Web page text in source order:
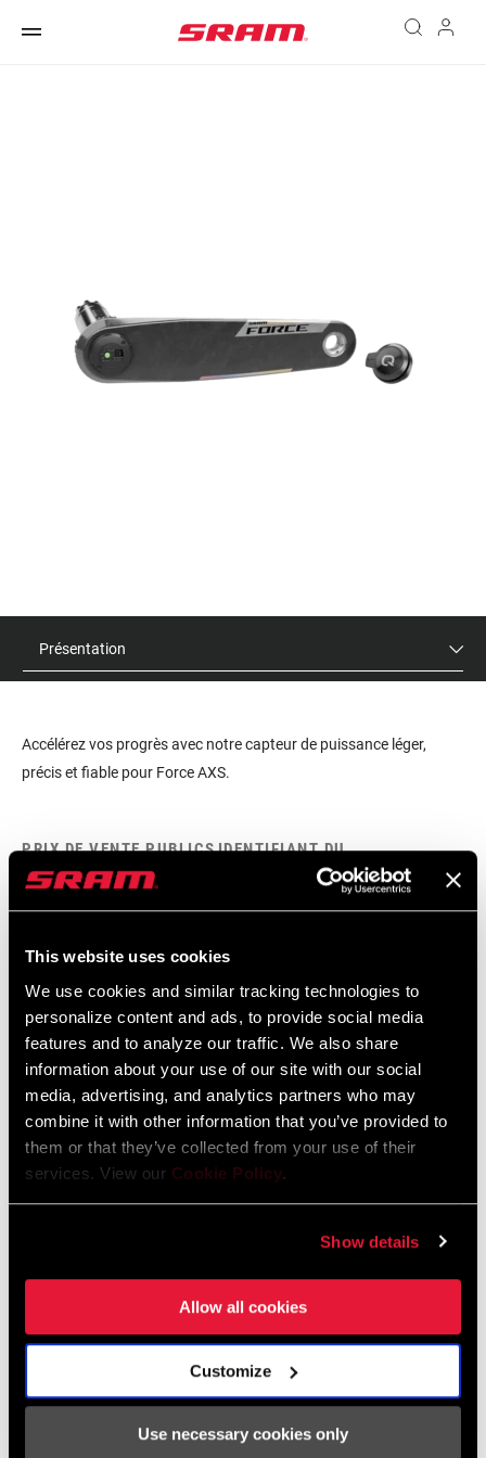
This website uses cookies
We use cookies and similar tracking technologies to
personalize content and ads, to provide social media
features and to analyze our traffic. We also share
information about your use of our site with our social
media, advertising, and analytics partners who may
combine it with other information that you’ve provided to
them or that they’ve collected from your use of their
services. View our Cookie Policy.
Show details
Allow all cookies
Customize
Use necessary cookies only
Présentation
Accélérez vos progrès avec notre capteur de puissance léger,
précis et fiable pour Force AXS.
PRIX DE VENTE PUBLICS
CONSEILLÉS
IDENTIFIANT DU
CARACTÉRISTIQUES
Fiabilité et précision éprouvées de Quarq
Longue autonomie, pour des mesures de puissance sur toute
VOIR PLUS DE CARACTÉRISTIQUES
Spécifications